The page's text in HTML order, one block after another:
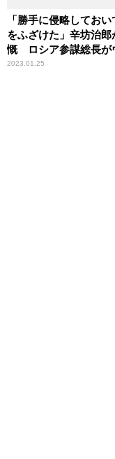
「勝手に侵略してお
をふざけた」辛坊治郎
慨 ロシア参謀総長が
イナ侵攻を「第二次大
2023.01.25